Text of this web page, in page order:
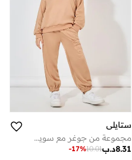
ستايلي
مجموعة من جوغر مع سويت شيرت بأكتاف منخفضة
د.ب8.31
10.01
-17%